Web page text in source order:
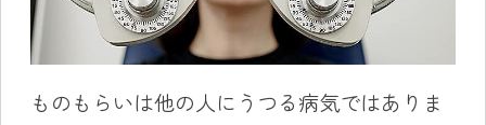
ものもらいは他の人にうつる病気ではありま